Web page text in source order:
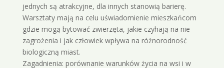
jednych są atrakcyjne, dla innych stanowią barierę.
Warsztaty mają na celu uświadomienie mieszkańcom
gdzie mogą bytować zwierzęta, jakie czyhają na nie
zagrożenia i jak człowiek wpływa na różnorodność
biologiczną miast.
Zagadnienia: porównanie warunków życia na wsi i w